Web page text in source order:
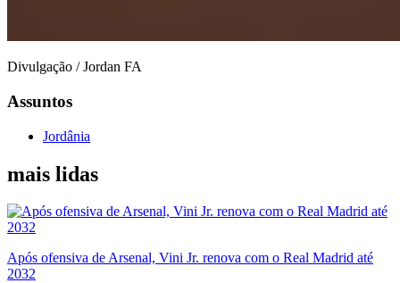
Divulgação / Jordan FA
Assuntos
Jordânia
mais lidas
Após ofensiva de Arsenal, Vini Jr. renova com o Real Madrid até
2032